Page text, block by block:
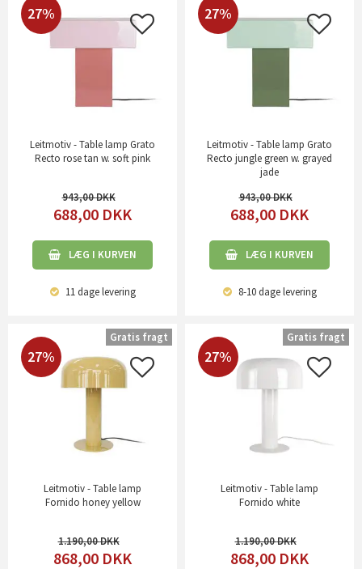
27%
Leitmotiv - Table lamp Grato
Recto rose tan w. soft pink
943,00
688,00 DKK
LÆG I KURVEN
11 dagelevering
27%
Leitmotiv - Table lamp Grato
Recto jungle green w. grayed
jade
943,00
688,00 DKK
LÆG I KURVEN
8-10 dagelevering
27%
Leitmotiv - Table lamp
Fornido honey yellow
1.190,00
868,00 DKK
Gratis fragt
27%
Leitmotiv - Table lamp
Fornido white
1.190,00
868,00 DKK
Gratis fragt